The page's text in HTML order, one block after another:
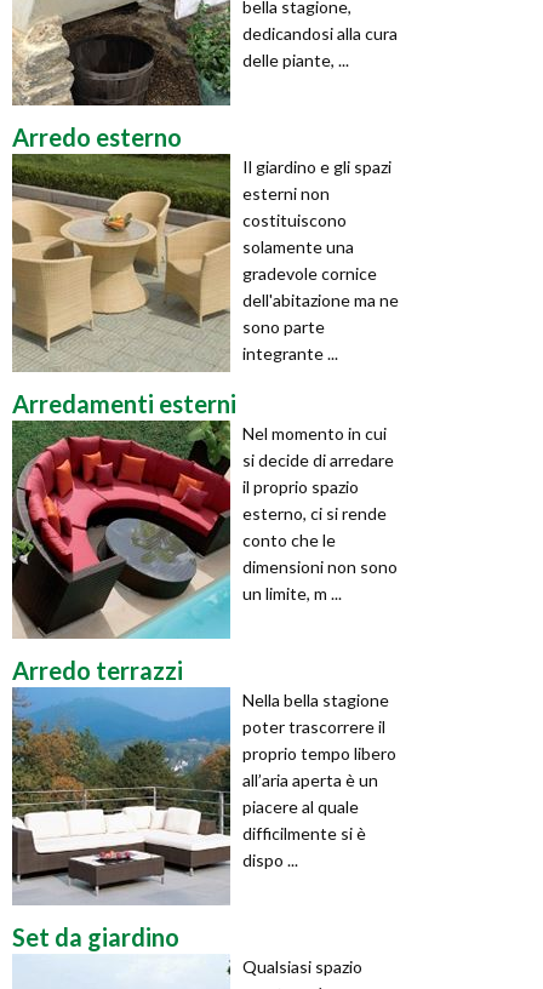
bella stagione,
dedicandosi alla cura
delle piante, ...
Arredo esterno
Il giardino e gli spazi
esterni non
costituiscono
solamente una
gradevole cornice
dell'abitazione ma ne
sono parte
integrante ...
Arredamenti esterni
Nel momento in cui
si decide di arredare
il proprio spazio
esterno, ci si rende
conto che le
dimensioni non sono
un limite, m ...
Arredo terrazzi
Nella bella stagione
poter trascorrere il
proprio tempo libero
all’aria aperta è un
piacere al quale
difficilmente si è
dispo ...
Set da giardino
Qualsiasi spazio